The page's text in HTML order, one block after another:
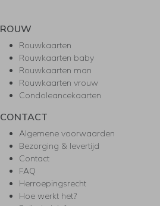
ROUW
Rouwkaarten
Rouwkaarten baby
Rouwkaarten man
Rouwkaarten vrouw
Condoleancekaarten
CONTACT
Algemene voorwaarden
Bezorging & levertijd
Contact
FAQ
Herroepingsrecht
Hoe werkt het?